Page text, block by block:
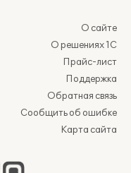
О сайте
О решениях 1С
Прайс-лист
Поддержка
Обратная связь
Сообщить об ошибке
Карта сайта